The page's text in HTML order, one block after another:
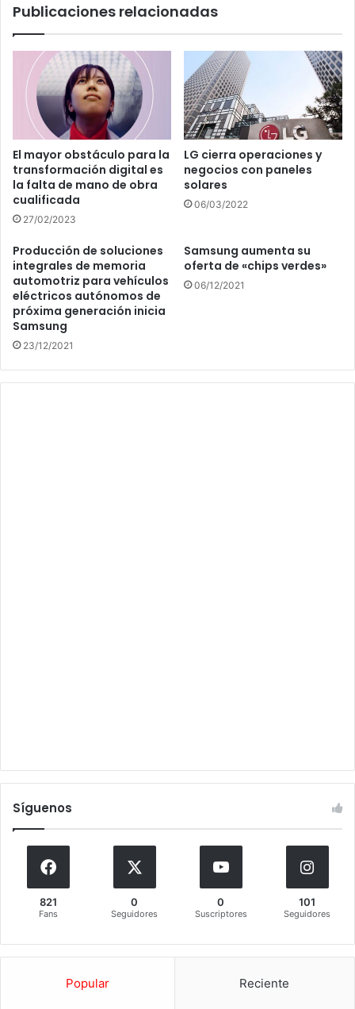
el
Publicaciones relacionadas
El mayor obstáculo para la
transformación digital es
la falta de mano de obra
cualificada
27/02/2023
LG cierra operaciones y
negocios con paneles
solares
06/03/2022
Producción de soluciones
integrales de memoria
automotriz para vehículos
eléctricos autónomos de
próxima generación inicia
Samsung
23/12/2021
Samsung aumenta su
oferta de «chips verdes»
06/12/2021
Síguenos
821
Fans
0
Seguidores
0
Suscriptores
101
Seguidores
Popular Reciente